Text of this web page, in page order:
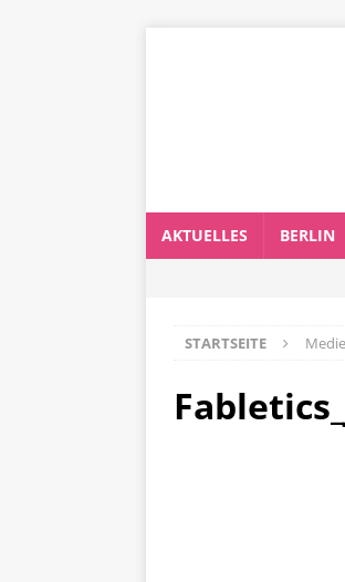
AKTUELLES BERLIN
STARTSEITE